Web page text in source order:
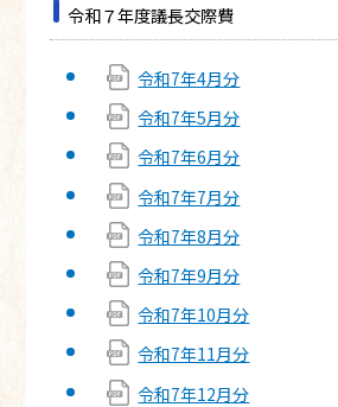
令和７年度議長交際費
令和7年4月分
令和7年5月分
令和7年6月分
令和7年7月分
令和7年8月分
令和7年9月分
令和7年10月分
令和7年11月分
令和7年12月分